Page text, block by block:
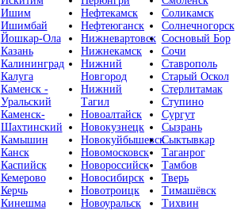
Ишим
Ишимбай
Йошкар-Ола
Казань
Калининград
Калуга
Каменск -
Уральский
Каменск-
Шахтинский
Камышин
Канск
Каспийск
Кемерово
Керчь
Кинешма
Нефтекамск
Нефтеюганск
Нижневартовск
Нижнекамск
Нижний
Новгород
Нижний
Тагил
Новоалтайск
Новокузнецк
Новокуйбышевск
Новомосковск
Новороссийск
Новосибирск
Новотроицк
Новоуральск
Соликамск
Солнечногорск
Сосновый Бор
Сочи
Ставрополь
Старый Оскол
Стерлитамак
Ступино
Сургут
Сызрань
Сыктывкар
Таганрог
Тамбов
Тверь
Тимашёвск
Тихвин